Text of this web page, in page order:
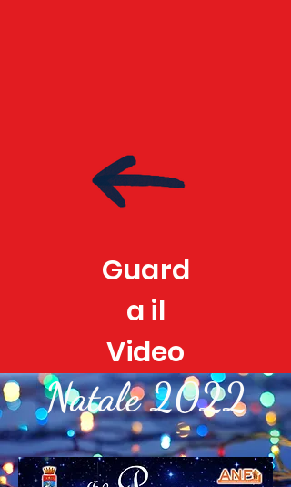
Guard
a il
Video
Natale 2022